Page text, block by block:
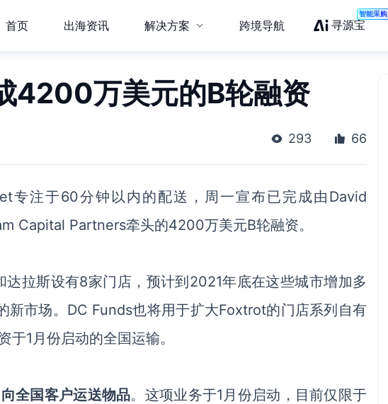
首页 出海资讯 解决方案 跨境导航 寻源宝
智能采购
4200万美元的B轮融资
293 66
专注于60分钟以内 的配送，周一宣布已完成由 David
Capital Partners牵头的4200万美元B轮融资。
拉斯设有8家门店，预计到2021年底在这些城市增加多
新市场。DC Funds也将用于扩大Foxtrot的门店系列自有
1月份启动的全国运输。
向全国客户运送物品。这项业务于1月份启动，目前仅限于